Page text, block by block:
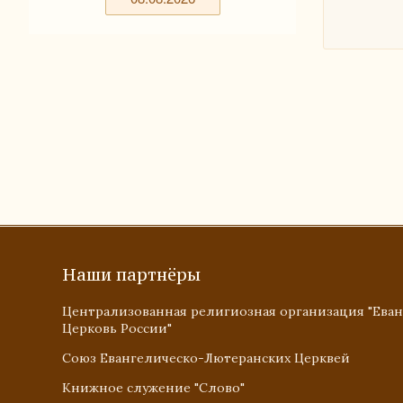
Наши партнёры
Централизованная религиозная организация
Церковь России"
Союз Евангелическо-Лютеранских Церквей
Книжное служение "Слово"